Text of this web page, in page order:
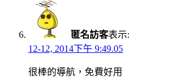
匿名訪客表示:
12-12, 2014下午 9:49.05
很棒的導航，免費好用